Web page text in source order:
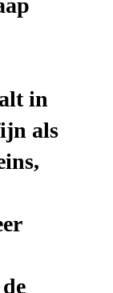
in
als